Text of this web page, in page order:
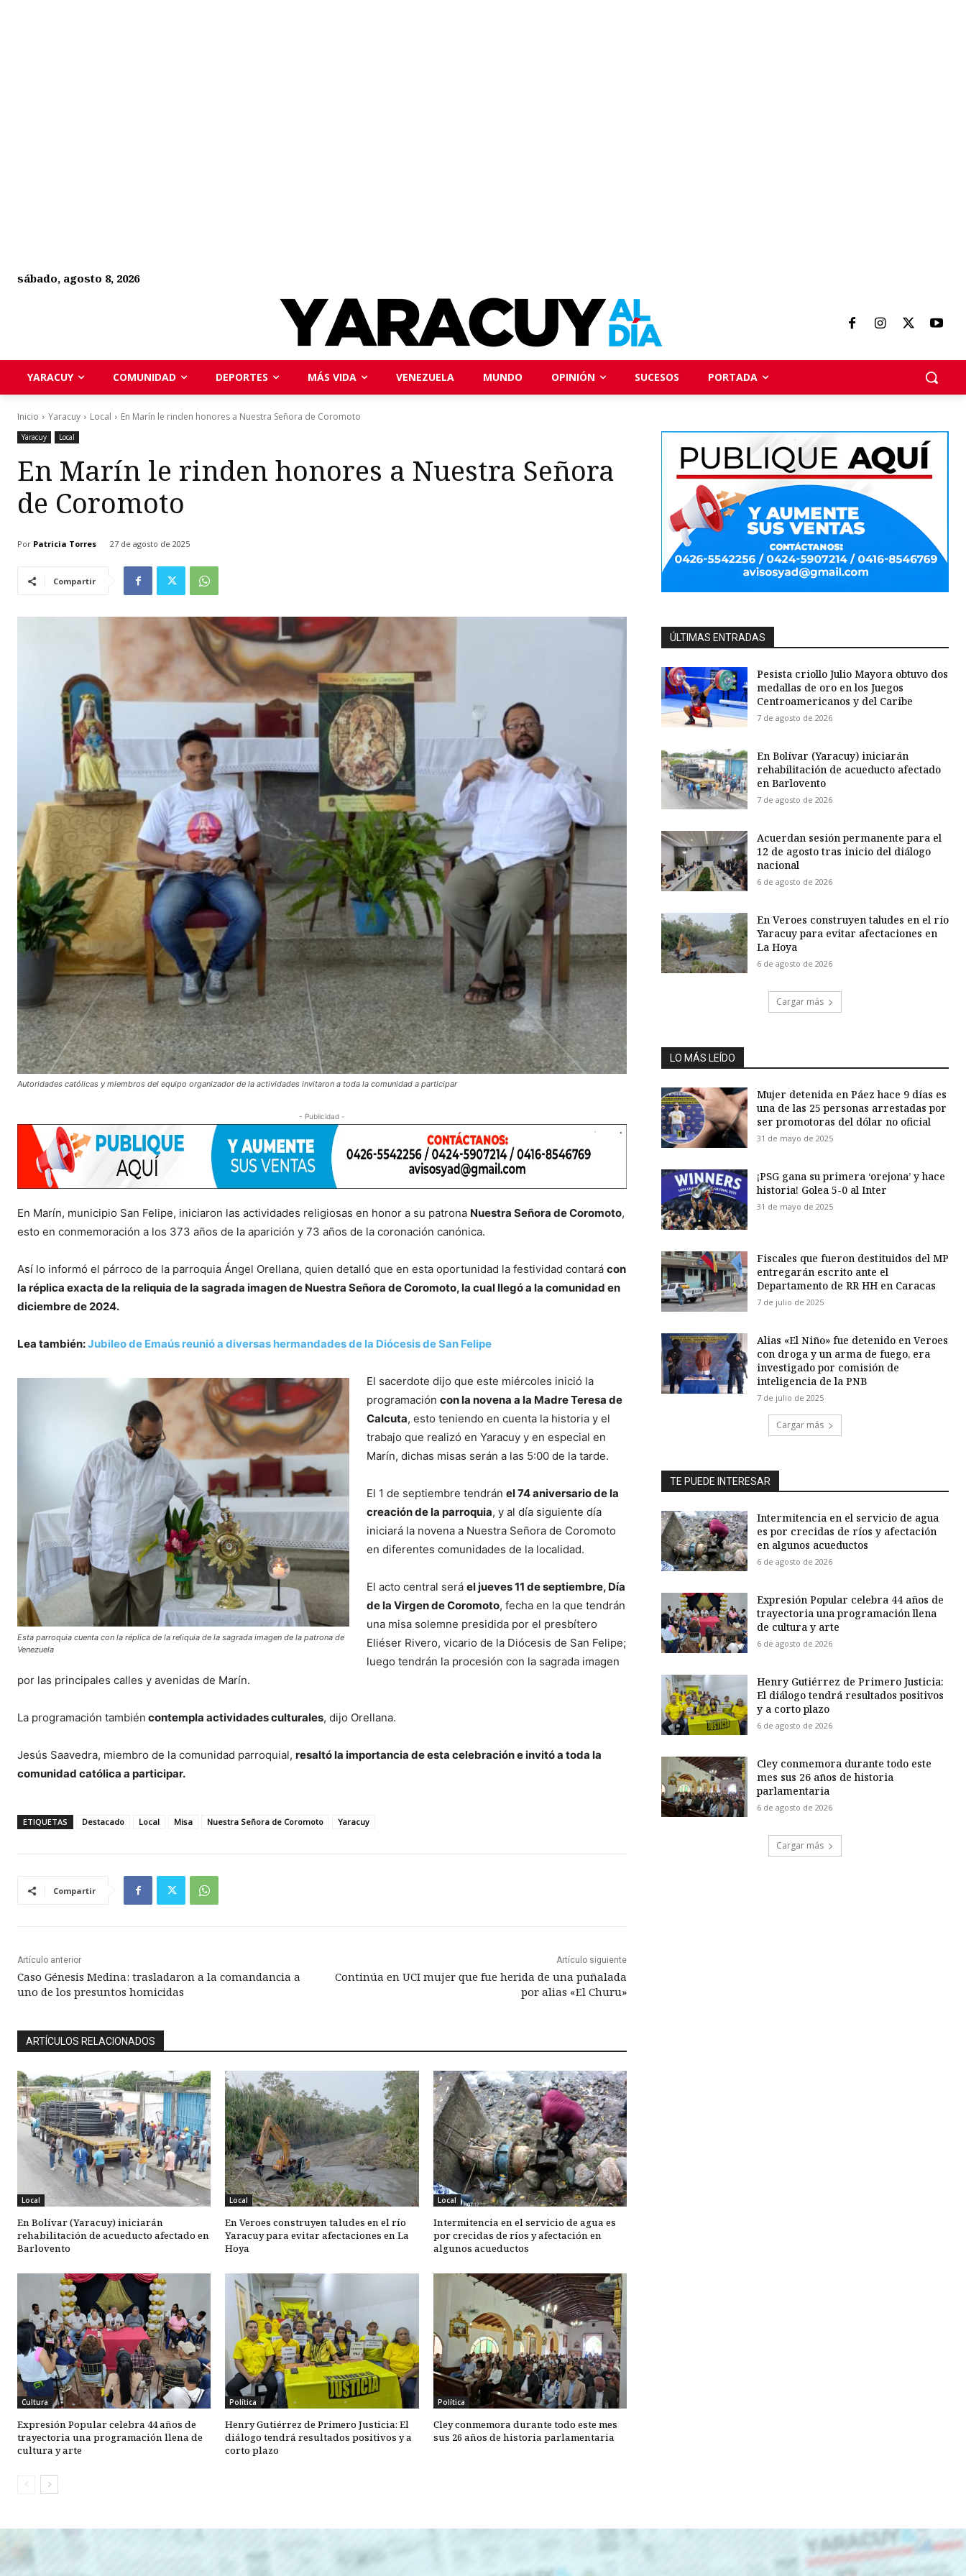
sábado, agosto 8, 2026
YARACUY COMUNIDAD DEPORTES MÁS VIDA VENEZUELA MUNDO OPINIÓN SUCESOS PORTADA
Inicio Yaracuy Local En Marín le rinden honores a Nuestra Señora de Coromoto
Yaracuy Local
En Marín le rinden honores a Nuestra Señora
de Coromoto
Por Patricia Torres 27 de agosto de 2025
Compartir
Autoridades católicas y miembros del equipo organizador de la actividades invitaron a toda la comunidad a participar
- Publicidad -
En Marín, municipio San Felipe, iniciaron las actividades religiosas en honor a su patrona Nuestra Señora de Coromoto,
esto en conmemoración a los 373 años de la aparición y 73 años de la coronación canónica.
Así lo informó el párroco de la parroquia Ángel Orellana, quien detalló que en esta oportunidad la festividad contará con
la réplica exacta de la reliquia de la sagrada imagen de Nuestra Señora de Coromoto, la cual llegó a la comunidad en
diciembre de 2024.
Lea también:Jubileo de Emaús reunió a diversas hermandades de la Diócesis de San Felipe
Esta parroquia cuenta con la réplica de la reliquia de la sagrada imagen de la patrona de
Venezuela
El sacerdote dijo que este miércoles inició la
programación con la novena a la Madre Teresa de
Calcuta, esto teniendo en cuenta la historia y el
trabajo que realizó en Yaracuy y en especial en
Marín, dichas misas serán a las 5:00 de la tarde.
El 1 de septiembre tendrán el 74 aniversario de la
creación de la parroquia, y al día siguiente día
iniciará la novena a Nuestra Señora de Coromoto
en diferentes comunidades de la localidad.
El acto central será el jueves 11 de septiembre, Día
de la Virgen de Coromoto, fecha en la que tendrán
una misa solemne presidida por el presbítero
Eliéser Rivero, vicario de la Diócesis de San Felipe;
luego tendrán la procesión con la sagrada imagen
por las principales calles y avenidas de Marín.
La programación también contempla actividades culturales, dijo Orellana.
Jesús Saavedra, miembro de la comunidad parroquial, resaltó la importancia de esta celebración e invitó a toda la
comunidad católica a participar.
ETIQUETAS Destacado Local Misa Nuestra Señora de Coromoto Yaracuy
Compartir
Artículo anterior
Caso Génesis Medina: trasladaron a la comandancia a
uno de los presuntos homicidas
Artículo siguiente
Continúa en UCI mujer que fue herida de una puñalada
por alias «El Churu»
ARTÍCULOS RELACIONADOS
Local
En Bolívar (Yaracuy) iniciarán
rehabilitación de acueducto afectado en
Barlovento
Local
En Veroes construyen taludes en el río
Yaracuy para evitar afectaciones en La
Hoya
Local
Intermitencia en el servicio de agua es
por crecidas de ríos y afectación en
algunos acueductos
Cultura
Expresión Popular celebra 44 años de
trayectoria una programación llena de
cultura y arte
Política
Henry Gutiérrez de Primero Justicia: El
diálogo tendrá resultados positivos y a
corto plazo
Política
Cley conmemora durante todo este mes
sus 26 años de historia parlamentaria
ÚLTIMAS ENTRADAS
Pesista criollo Julio Mayora obtuvo dos
medallas de oro en los Juegos
Centroamericanos y del Caribe
7 de agosto de 2026
En Bolívar (Yaracuy) iniciarán
rehabilitación de acueducto afectado
en Barlovento
7 de agosto de 2026
Acuerdan sesión permanente para el
12 de agosto tras inicio del diálogo
nacional
6 de agosto de 2026
En Veroes construyen taludes en el río
Yaracuy para evitar afectaciones en
La Hoya
6 de agosto de 2026
Cargar más
LO MÁS LEÍDO
Mujer detenida en Páez hace 9 días es
una de las 25 personas arrestadas por
ser promotoras del dólar no oficial
31 de mayo de 2025
¡PSG gana su primera ‘orejona’ y hace
historia! Golea 5-0 al Inter
31 de mayo de 2025
Fiscales que fueron destituidos del MP
entregarán escrito ante el
Departamento de RR HH en Caracas
7 de julio de 2025
Alias «El Niño» fue detenido en Veroes
con droga y un arma de fuego, era
investigado por comisión de
inteligencia de la PNB
7 de julio de 2025
Cargar más
TE PUEDE INTERESAR
Intermitencia en el servicio de agua
es por crecidas de ríos y afectación
en algunos acueductos
6 de agosto de 2026
Expresión Popular celebra 44 años de
trayectoria una programación llena
de cultura y arte
6 de agosto de 2026
Henry Gutiérrez de Primero Justicia:
El diálogo tendrá resultados positivos
y a corto plazo
6 de agosto de 2026
Cley conmemora durante todo este
mes sus 26 años de historia
parlamentaria
6 de agosto de 2026
Cargar más